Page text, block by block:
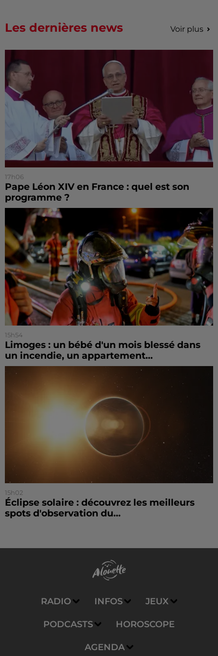
Les dernières news Voir plus
17h06
Pape Léon XIV en France : quel est son
programme ?
15h54
Limoges : un bébé d'un mois blessé dans
un incendie, un appartement...
15h02
Éclipse solaire : découvrez les meilleurs
spots d'observation du...
RADIO INFOS JEUX
PODCASTS HOROSCOPE
AGENDA